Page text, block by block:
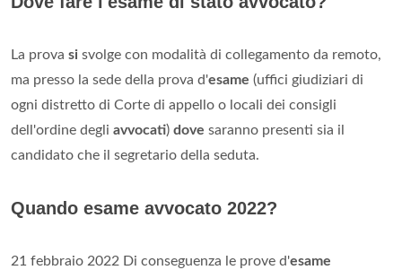
La prova si svolge con modalità di collegamento da remoto,
ma presso la sede della prova d'esame (uffici giudiziari di
ogni distretto di Corte di appello o locali dei consigli
dell'ordine degli avvocati) dove saranno presenti sia il
candidato che il segretario della seduta.
Quando esame avvocato 2022?
21 febbraio 2022 Di conseguenza le prove d'esame